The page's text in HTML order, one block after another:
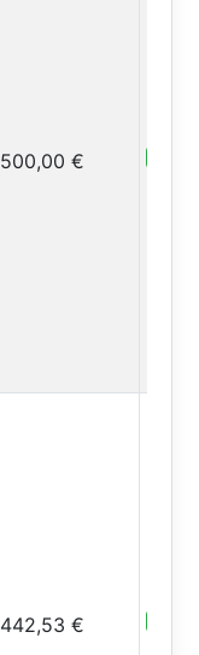
500,00 €
442,53 €